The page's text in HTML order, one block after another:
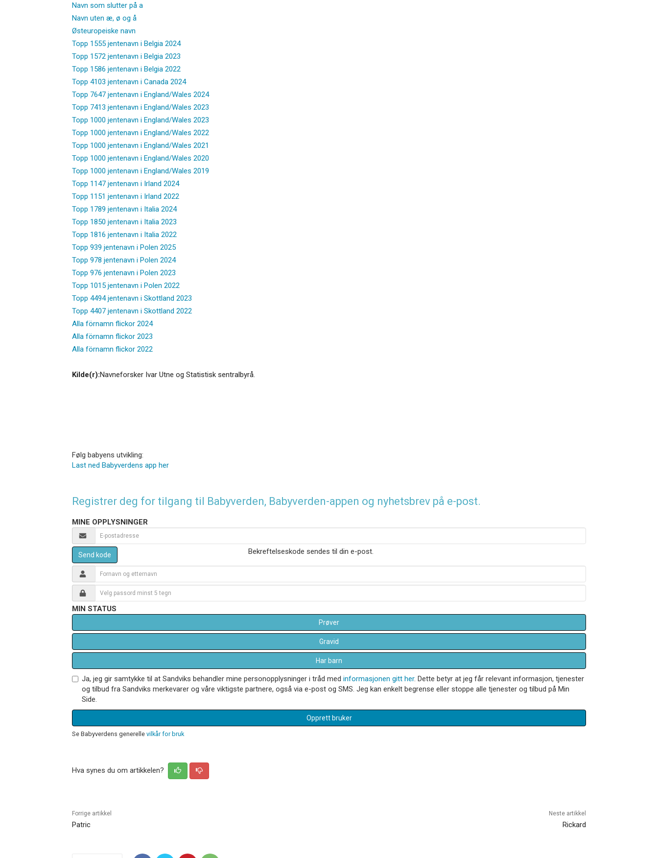
Navn som slutter på a
Navn uten æ, ø og å
Østeuropeiske navn
Topp 1555 jentenavn i Belgia 2024
Topp 1572 jentenavn i Belgia 2023
Topp 1586 jentenavn i Belgia 2022
Topp 4103 jentenavn i Canada 2024
Topp 7647 jentenavn i England/Wales 2024
Topp 7413 jentenavn i England/Wales 2023
Topp 1000 jentenavn i England/Wales 2023
Topp 1000 jentenavn i England/Wales 2022
Topp 1000 jentenavn i England/Wales 2021
Topp 1000 jentenavn i England/Wales 2020
Topp 1000 jentenavn i England/Wales 2019
Topp 1147 jentenavn i Irland 2024
Topp 1151 jentenavn i Irland 2022
Topp 1789 jentenavn i Italia 2024
Topp 1850 jentenavn i Italia 2023
Topp 1816 jentenavn i Italia 2022
Topp 939 jentenavn i Polen 2025
Topp 978 jentenavn i Polen 2024
Topp 976 jentenavn i Polen 2023
Topp 1015 jentenavn i Polen 2022
Topp 4494 jentenavn i Skottland 2023
Topp 4407 jentenavn i Skottland 2022
Alla förnamn flickor 2024
Alla förnamn flickor 2023
Alla förnamn flickor 2022
Kilde(r):Navneforsker Ivar Utne og Statistisk sentralbyrå.
Følg babyens utvikling:
Last ned Babyverdens app her
Registrer deg for tilgang til Babyverden, Babyverden-appen og nyhetsbrev på e-post.
MINE OPPLYSNINGER
Send kode Bekreftelseskode sendes til din e-post.
MIN STATUS
Prøver
Gravid
Har barn
Ja, jeg gir samtykke til at Sandviks behandler mine personopplysninger i tråd med informasjonen gitt her. Dette betyr at jeg får relevant informasjon, tjenester
og tilbud fra Sandviks merkevarer og våre viktigste partnere, også via e-post og SMS. Jeg kan enkelt begrense eller stoppe alle tjenester og tilbud på Min
Side.
Opprett bruker
Se Babyverdens generelle vilkår for bruk
Hva synes du om artikkelen?
Forrige artikkel
Patric
Neste artikkel
Rickard